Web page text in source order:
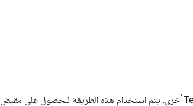
المدخلات إلى عمليات TensorFlow هي مخرجات عملية TensorFlow أخرى. يتم استخدام هذه الطريقة للحصول على مقبض